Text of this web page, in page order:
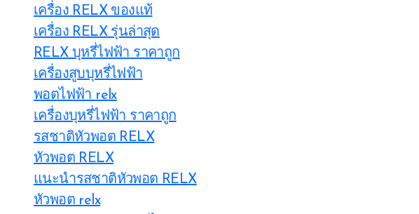
เครื่อง RELX ของแท้
เครื่อง RELX รุ่นล่าสุด
RELX บุหรี่ไฟฟ้า ราคาถูก
เครื่องสูบบุหรี่ไฟฟ้า
พอตไฟฟ้า relx
เครื่องบุหรี่ไฟฟ้า ราคาถูก
รสชาติหัวพอต RELX
หัวพอต RELX
แนะนำรสชาติหัวพอต RELX
หัวพอต relx